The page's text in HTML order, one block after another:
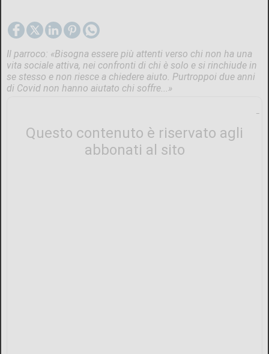
Il parroco: «Bisogna essere più attenti verso chi non ha una
vita sociale attiva, nei confronti di chi è solo e si rinchiude in
se stesso e non riesce a chiedere aiuto. Purtroppoi due anni
di Covid non hanno aiutato chi soffre...»
Questo contenuto è riservato agli
abbonati al sito